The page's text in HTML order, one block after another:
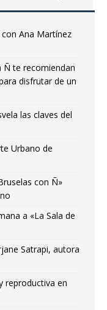
Ana Martínez
Ñ te recomiendan
disfrutar de un
las claves del
Urbano de
con Ñ»
a «La Sala de
Satrapi, autora
reproductiva en